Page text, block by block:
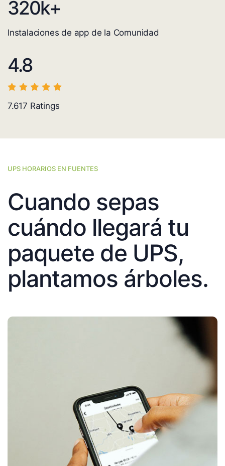
320k+
Instalaciones de app de la Comunidad
4.8
7.617 Ratings
UPS HORARIOS EN FUENTES
Cuando sepas
cuándo llegará tu
paquete de UPS,
plantamos árboles.